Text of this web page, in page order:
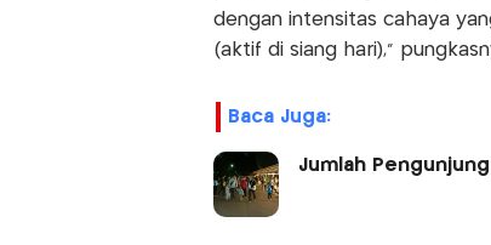
dengan intensitas cahaya
(aktif di siang hari),”
Baca Juga:
Jumlah